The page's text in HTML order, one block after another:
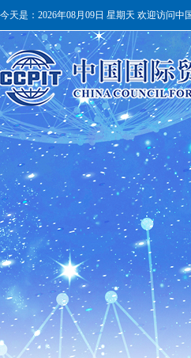
今天是： 2026年08月09日 星期天 欢迎访问